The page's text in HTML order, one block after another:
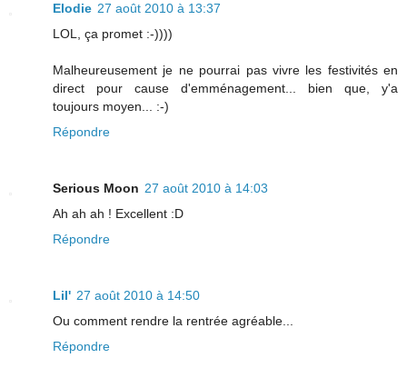
Elodie 27 août 2010 à 13:37
LOL, ça promet :-))))
Malheureusement je ne pourrai pas vivre les festivités en
direct pour cause d'emménagement... bien que, y'a
toujours moyen... :-)
Répondre
Serious Moon 27 août 2010 à 14:03
Ah ah ah ! Excellent :D
Répondre
Lil' 27 août 2010 à 14:50
Ou comment rendre la rentrée agréable...
Répondre